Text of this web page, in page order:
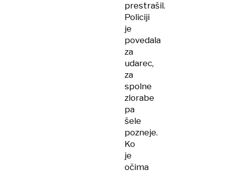
prestrašil.
Policiji
je
povedala
za
udarec,
za
spolne
zlorabe
pa
šele
pozneje.
Ko
je
očima